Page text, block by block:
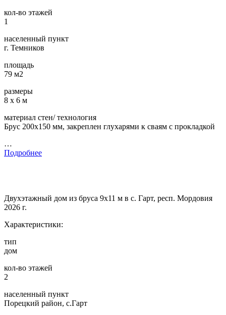
кол-во этажей
1
населенный пункт
г. Темников
площадь
79 м2
размеры
8 х 6 м
материал стен/ технология
Брус 200х150 мм, закреплен глухарями к сваям с прокладкой
…
Подробнее
Двухэтажный дом из бруса 9х11 м в с. Гарт, респ. Мордовия
2026 г.
Характеристики:
тип
дом
кол-во этажей
2
населенный пункт
Порецкий район, с.Гарт